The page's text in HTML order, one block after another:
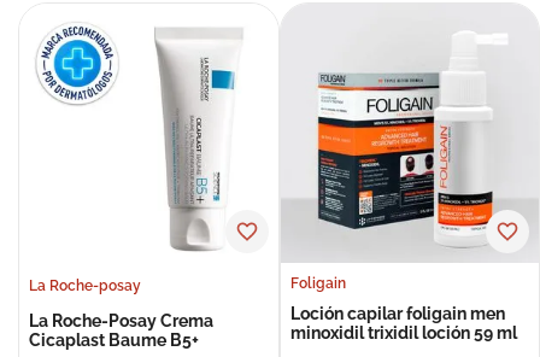
La Roche-posay
La Roche-Posay Crema
Cicaplast Baume B5+
Foligain
Loción capilar foligain men
minoxidil trixidil loción 59 ml